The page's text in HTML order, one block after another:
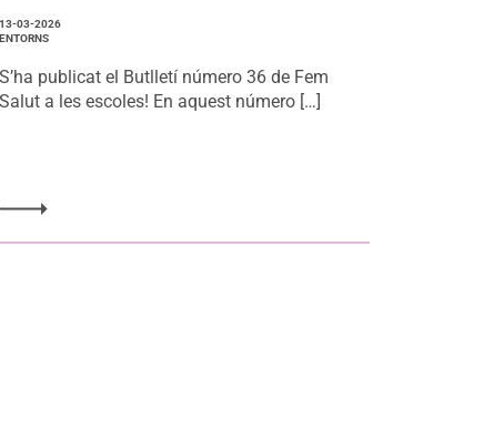
13-03-2026
ENTORNS
S’ha publicat el Butlletí número 36 de Fem
Salut a les escoles! En aquest número […]